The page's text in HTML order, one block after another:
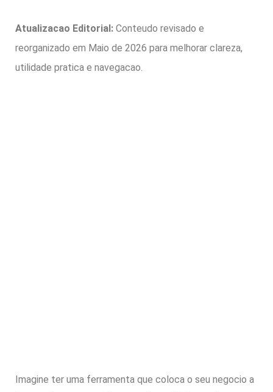
Atualizacao Editorial: Conteudo revisado e
reorganizado em Maio de 2026 para melhorar clareza,
utilidade pratica e navegacao.
Imagine ter uma ferramenta que coloca o seu negocio a